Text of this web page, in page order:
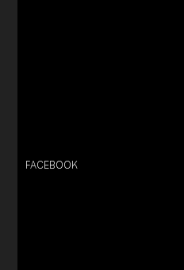
FACEBOOK